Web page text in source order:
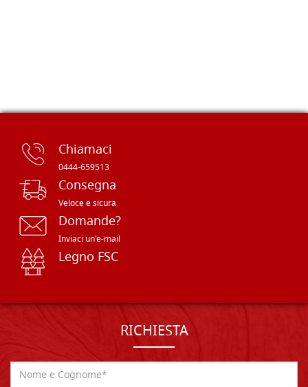
Chiamaci
0444-659513
Consegna
Veloce e sicura
Domande?
Inviaci un'e-mail
Legno FSC
RICHIESTA